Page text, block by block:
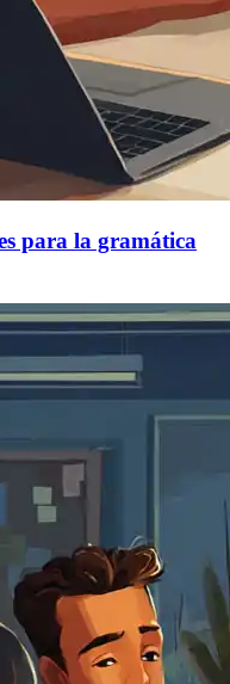
para la gramática